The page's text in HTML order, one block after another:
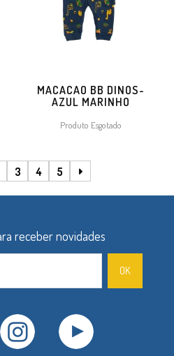
MACACAO BB DINOS-
AZUL MARINHO
Produto Esgotado
3 4 5